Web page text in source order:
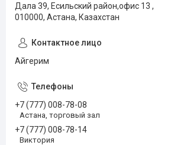
Дала 39, Есильский район,офис 13 ,
010000, Астана, Казахстан
Айгерим
+7 (777) 008-78-08
Астана, торговый зал
+7 (777) 008-78-14
Виктория